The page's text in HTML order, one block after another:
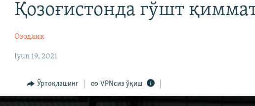
Қозоғистонда гўшт
Озодлик
Iyun 19, 2021
Ўртоқлашинг VPNсиз ўқиш